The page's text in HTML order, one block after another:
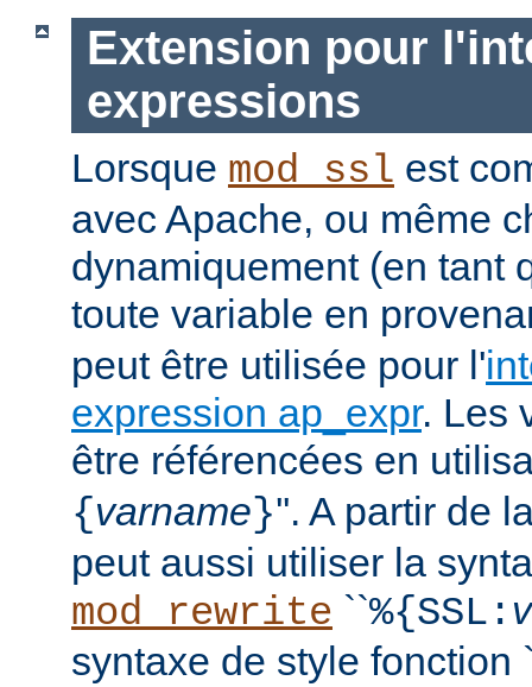
Extension pour
expressions
Lorsque mod_ssl est
avec Apache, ou même
dynamiquement (en tant
toute variable en
peut être utilisée pour l'
expression ap_expr. Les
être référencées en
{varname}''. A partir de
peut aussi utiliser la
mod_rewrite ``%{SSL:
syntaxe de style fonction